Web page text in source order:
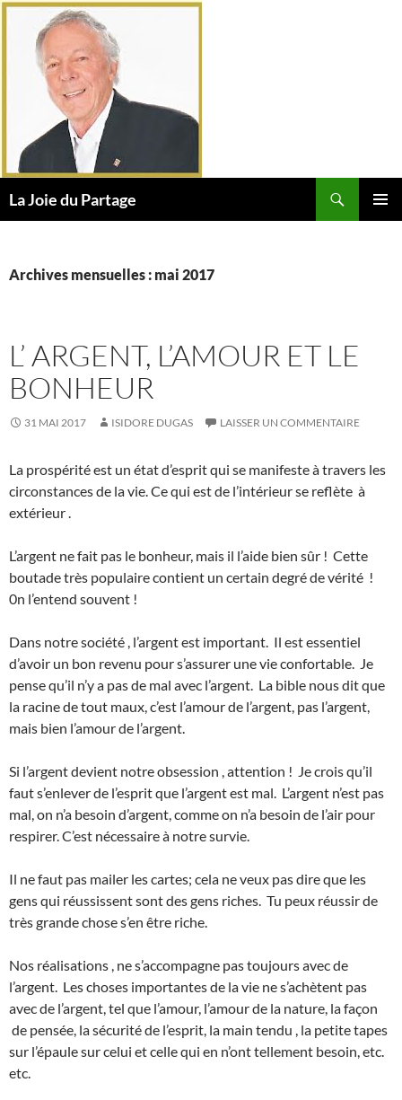
Aller
contenu
La Joie du Partage
Archives mensuelles : mai 2017
L’ ARGENT, L’AMOUR ET LE
BONHEUR
31 MAI 2017 ISIDORE DUGAS LAISSER UN COMMENTAIRE
La prospérité est un état d’esprit qui se manifeste à travers les
circonstances de la vie. Ce qui est de l’intérieur se reflète à
extérieur .
L’argent ne fait pas le bonheur, mais il l’aide bien sûr ! Cette
boutade très populaire contient un certain degré de vérité !
0n l’entend souvent !
Dans notre société , l’argent est important. Il est essentiel
d’avoir un bon revenu pour s’assurer une vie confortable. Je
pense qu’il n’y a pas de mal avec l’argent. La bible nous dit que
la racine de tout maux, c’est l’amour de l’argent, pas l’argent,
mais bien l’amour de l’argent.
Si l’argent devient notre obsession , attention ! Je crois qu’il
faut s’enlever de l’esprit que l’argent est mal. L’argent n’est pas
mal, on n’a besoin d’argent, comme on n’a besoin de l’air pour
respirer. C’est nécessaire à notre survie.
Il ne faut pas mailer les cartes; cela ne veux pas dire que les
gens qui réussissent sont des gens riches. Tu peux réussir de
très grande chose s’en être riche.
Nos réalisations , ne s’accompagne pas toujours avec de
l’argent. Les choses importantes de la vie ne s’achètent pas
avec de l’argent, tel que l’amour, l’amour de la nature, la façon
de pensée, la sécurité de l’esprit, la main tendu , la petite tapes
sur l’épaule sur celui et celle qui en n’ont tellement besoin, etc.
etc.